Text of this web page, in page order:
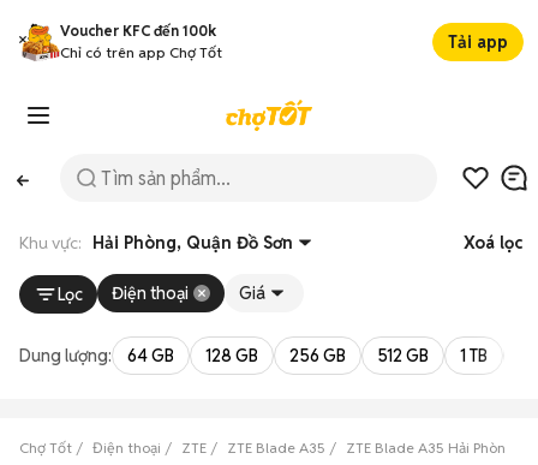
Voucher KFC đến 100k
Chỉ có trên app Chợ Tốt
Tải app
Khu vực: Hải Phòng, Quận Đồ Sơn Xoá lọc
Lọc Điện thoại Giá
Dung lượng: 64 GB 128 GB 256 GB 512 GB 1 TB
Chợ Tốt Điện thoại ZTE ZTE Blade A35 ZTE Blade A35 Hải Phòng